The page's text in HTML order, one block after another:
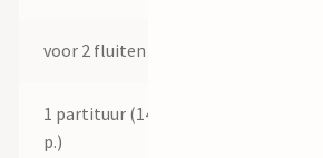
voor 2 fluiten
1 partituur (14
p.)